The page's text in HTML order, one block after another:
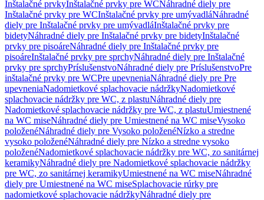
Inštalačné prvkyInštalačné prvky pre WCNáhradné diely pre
Inštalačné prvky pre WCInštalačné prvky pre umývadláNáhradné
diely pre Inštalačné prvky pre umývadláInštalačné prvky pre
bidetyNáhradné diely pre Inštalačné prvky pre bidetyInštalačné
prvky pre pisoáreNáhradné diely pre Inštalačné prvky pre
pisoáreInštalačné prvky pre sprchyNáhradné diely pre Inštalačné
prvky pre sprchyPríslušenstvoNáhradné diely pre PríslušenstvoPre
inštalačné prvky pre WCPre upevneniaNáhradné diely pre Pre
upevneniaNadomietkové splachovacie nádržkyNadomietkové
splachovacie nádržky pre WC, z plastuNáhradné diely pre
Nadomietkové splachovacie nádržky pre WC, z plastuUmiestnené
na WC miseNáhradné diely pre Umiestnené na WC miseVysoko
položenéNáhradné diely pre Vysoko položenéNízko a stredne
vysoko položenéNáhradné diely pre Nízko a stredne vysoko
položenéNadomietkové splachovacie nádržky pre WC, zo sanitárnej
keramikyNáhradné diely pre Nadomietkové splachovacie nádržky
pre WC, zo sanitárnej keramikyUmiestnené na WC miseNáhradné
diely pre Umiestnené na WC miseSplachovacie rúrky pre
nadomietkové splachovacie nádržkyNáhradné diely pre